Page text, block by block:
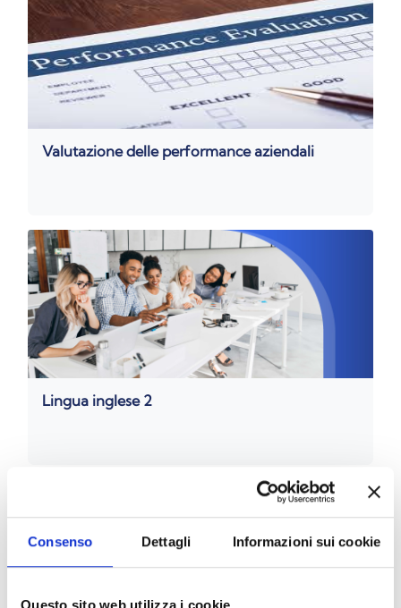
Consenso Dettagli Informazioni sui cookie
Questo sito web utilizza i cookie
Valutazione delle performance aziendali
Lingua inglese 2